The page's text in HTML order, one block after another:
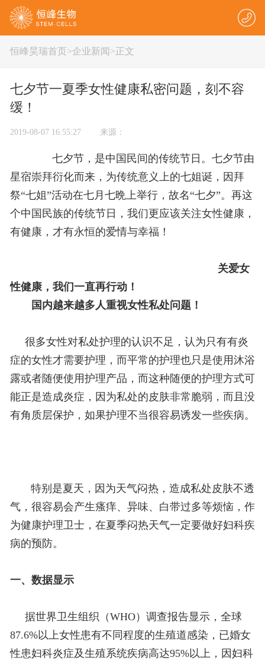
恒峰昊瑞首页>企业新闻 >正文
七夕节一夏季女性健康私密问题，刻不容
缓！
2019-08-07 16:55:27 来源：
七夕节，是中国民间的传统节日。七夕节由
星宿崇拜衍化而来，为传统意义上的七姐诞，因拜
祭“七姐”活动在七月七晩上举行，故名“七夕”。再这
个中国民族的传统节日，我们更应该关注女性健康，
有健康，才有永恒的爱情与幸福！
关爱女
性健康，我们一直再行动！
国内越来越多人重视女性私处问题！
很多女性对私处护理的认识不足，认为只有有炎
症的女性才需要护理，而平常的护理也只是使用沐浴
露或者随便使用护理产品，而这种随便的护理方式可
能正是造成炎症，因为私处的皮肤非常脆弱，而且没
有角质层保护，如果护理不当很容易诱发一些疾病。
特别是夏天，因为天气闷热，造成私处皮肤不透
气，很容易会产生瘙痒、异味、白带过多等烦恼，作
为健康护理卫士，在夏季闷热天气一定要做好妇科疾
病的预防。
一、数据显示
据世界卫生组织（WHO）调查报告显示，全球
87.6%以上女性患有不同程度的生殖道感染，已婚女
性患妇科炎症及生殖系统疾病高达95%以上，因妇科